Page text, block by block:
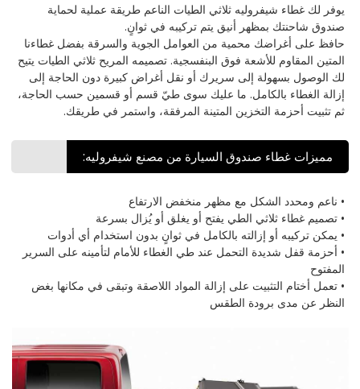
يوفر لك غطاء شيفروليه ثلاثي الطيات الناعم طريقة عملية لحماية
صندوق شاحنتك بمظهر أنيق يتم تركيبه في ثوانٍ.
حافظ على أغراضك محمية من العوامل الجوية والسرقة بفضل غطاءنا
المتين المقاوم للأشعة فوق البنفسجية. تصميمه المريح ثلاثي الطيات يتيح
لك الوصول بسهولة إلى سريرك أو نقل أغراض كبيرة دون الحاجة إلى
إزالة الغطاء بالكامل. ما عليك سوى طيّ قسم أو قسمين حسب الحاجة،
ثم تثبيت أحزمة التخزين المتينة المرفقة، واستمر في طريقك.
مميزات غطاء صندوق السيارة من مصنع شيفروليه:
• ناعم ومحدد الشكل مع مظهر منخفض الارتفاع
• تصميم غطاء ثلاثي الطي يفتح أو يغلق أو يُزال بسرعة
• يمكن تركيبه أو إزالته بالكامل في ثوانٍ بدون استخدام أي أدوات
• أحزمة قفل شديدة التحمل عند طي الغطاء للأمام لتأمينه على السرير
المفتوح
• تعمل أختام التثبيت على إزالة المواد اللاصقة وتبقى في مكانها بغض
النظر عن مدى برودة الطقس